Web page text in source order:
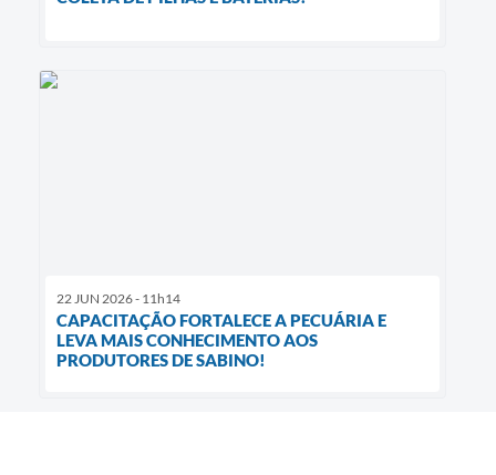
22 JUN 2026 - 11h14
CAPACITAÇÃO FORTALECE A PECUÁRIA E
LEVA MAIS CONHECIMENTO AOS
PRODUTORES DE SABINO!